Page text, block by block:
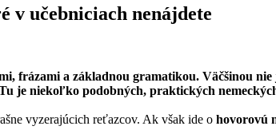
v učebniciach nenájdete
frázami a základnou gramatikou. Väčšinou
je niekoľko podobných, praktických
vyzerajúcich reťazcov. Ak však ide o hovorovú